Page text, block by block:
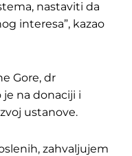
nastaviti da
interesa”, kazao
Gore, dr
je na donaciji i
ustanove.
zahvaljujem